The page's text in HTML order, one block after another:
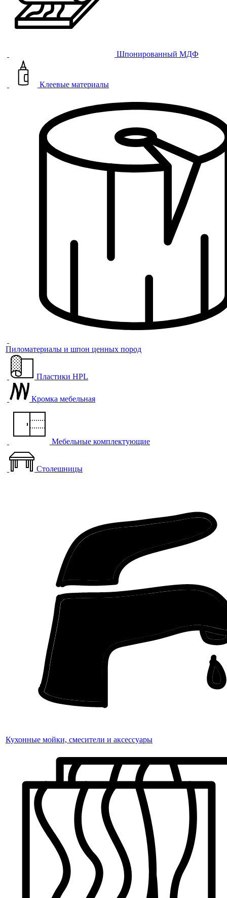
Шпонированный МДФ
Клеевые материалы
Пиломатериалы и шпон ценных пород
Пластики HPL
Кромка мебельная
Мебельные комплектующие
Столешницы
Кухонные мойки, смесители и аксессуары